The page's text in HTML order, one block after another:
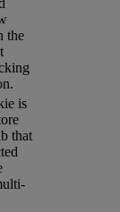
the
is
that